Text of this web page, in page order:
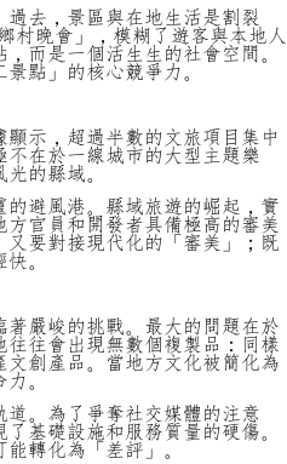
去，景區與在地生活是割裂
村晚會」，模糊了遊客與本地人
而是一個活生生的社會空間。
點」的核心競爭力。
示，超過半數的文旅項目集中
在於一線城市的大型主題樂
的縣域。
的避風港。縣域旅遊的崛起，實
官員和開發者具備極高的審美
要對接現代化的「審美」；既
。
嚴峻的挑戰。最大的問題在於
往會出現無數個複製品：同樣
創產品。當地方文化被簡化為
力。
。為了爭奪社交媒體的注意
基礎設施和服務質量的硬傷。
轉化為「差評」。